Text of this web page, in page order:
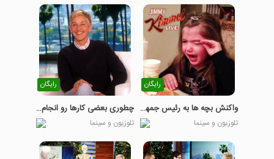
رایگان
واکنش بچه ها به رئیس جمهور شدن ترامپ
تلوزیون و سینما
رایگان
چطوری بعضی کارها رو انجام ندیم؟
تلوزیون و سینما